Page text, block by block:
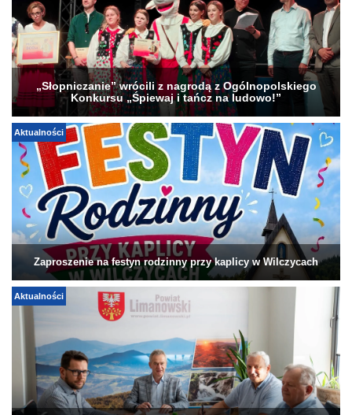
„Słopniczanie” wrócili z nagrodą z Ogólnopolskiego
Konkursu „Śpiewaj i tańcz na ludowo!”
Aktualności
Zaproszenie na festyn rodzinny przy kaplicy w Wilczycach
Aktualności